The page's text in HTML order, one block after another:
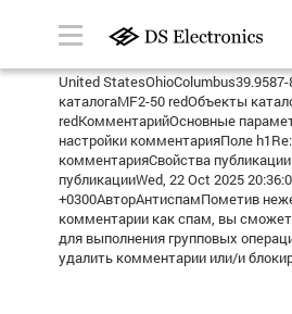
United
каталогаMF2-50 redОбъекты
redКомментарийОсновные
настройки комментарияПоле
комментарияСвойства
публикацииWed, 22 Oct 2025
+0300АвторАнтиспамПометив
комментарии как спам, вы
для выполнения групповых
удалить комментарии или/и